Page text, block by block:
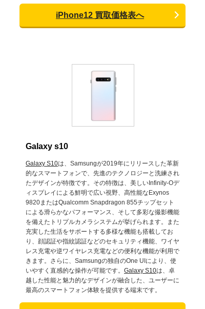
iPhone12 買取価格表へ
Galaxy s10
Galaxy S10は、Samsungが2019年にリリースした革新
的なスマートフォンで、先進のテクノロジーと洗練され
たデザインが特徴です。その特徴は、美しいInfinity-Oデ
ィスプレイによる鮮明で広い視野、高性能なExynos
9820またはQualcomm Snapdragon 855チップセット
による滑らかなパフォーマンス、そして多彩な撮影機能
を備えたトリプルカメラシステムが挙げられます。また
充実した生活をサポートする多様な機能も搭載してお
り、顔認証や指紋認証などのセキュリティ機能、ワイヤ
レス充電や逆ワイヤレス充電などの便利な機能が利用で
きます。さらに、Samsungの独自のOne UIにより、使
いやすく直感的な操作が可能です。 Galaxy S10は、卓
越した性能と魅力的なデザインが融合した、ユーザーに
最高のスマートフォン体験を提供する端末です。